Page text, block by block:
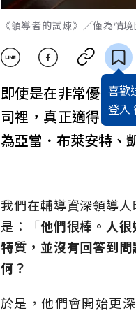
《領導者的試煉》／僅為情
喜歡
登入
即使是在非常優秀
司裡，真正適得其所
為亞當．布萊安特、
我們在輔導資深領導
是：「他們很棒。人
特質，並沒有回答到
何？
於是，他們會開始更